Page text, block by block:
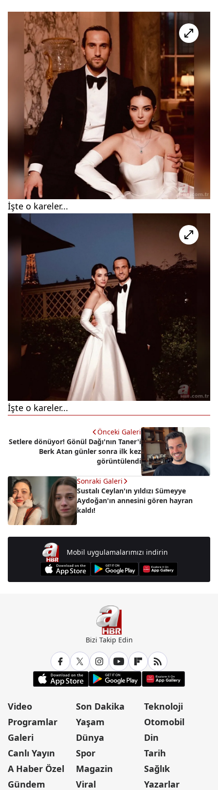
İşte o kareler...
İşte o kareler...
Önceki Galeri
Setlere dönüyor! Gönül Dağı'nın Taner'i
Berk Atan günler sonra ilk kez
görüntülendi
Sonraki Galeri
Sustalı Ceylan'ın yıldızı Sümeyye
Aydoğan'ın annesini gören hayran
kaldı!
Mobil uygulamalarımızı indirin
Bizi Takip Edin
Video
Programlar
Galeri
Canlı Yayın
A Haber Özel
Gündem
Son Dakika
Yaşam
Dünya
Spor
Magazin
Viral
Teknoloji
Otomobil
Din
Tarih
Sağlık
Yazarlar